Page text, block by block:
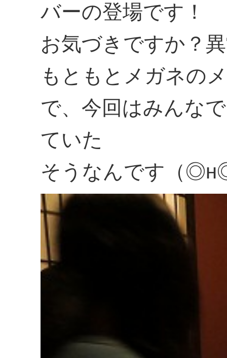
バーの登場です！
お気づきですか？
もともとメガネの
で、今回はみんな
ていた
そうなんです（